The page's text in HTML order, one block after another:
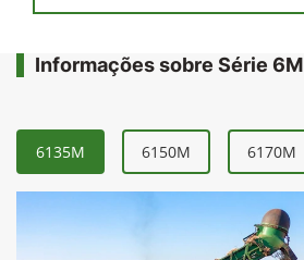
Informações sobre Série 6M
6135M 6150M 6170M